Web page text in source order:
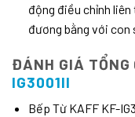
động điều chỉnh
đương bằng với con
ĐÁNH GIÁ TỔNG
IG3001II
Bếp Từ KAFF KF-